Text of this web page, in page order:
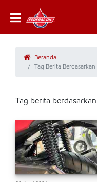
Beranda
Tag Berita
Tag berita